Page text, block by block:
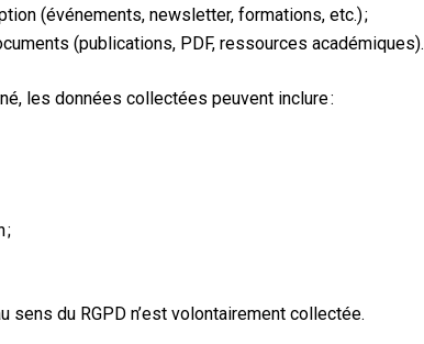
(événements, newsletter, formations, etc.) ;
(publications, PDF, ressources académiques).
les données collectées peuvent inclure :
;
sens du RGPD n’est volontairement collectée.